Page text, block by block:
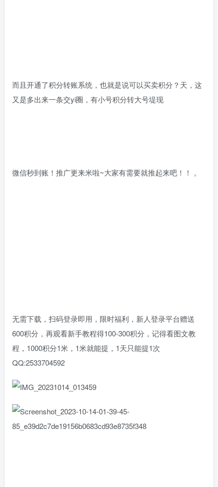
而且开通了积分转账系统，也就是说可以买卖积分？天，这
又是多出来一条交yi圈，有小号积分转大号堤现
微信秒到账！推广更来米啦~大家有需要就推起来吧！！ 。
无需下载，扫码登录即用，限时福利，新人登录平台赠送
600积分，再观看新手教程得100-300积分，记得看图文教
程，1000积分1米，1米就能提，1天只能提1次
QQ:2533704592